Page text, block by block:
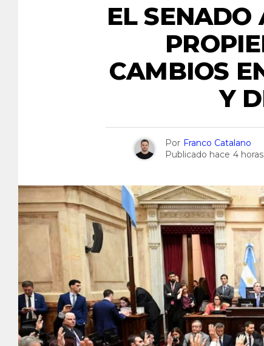
EL SENADO
CAMBIOS
Y
Por Franco Catalano
Publicado hace 4 horas